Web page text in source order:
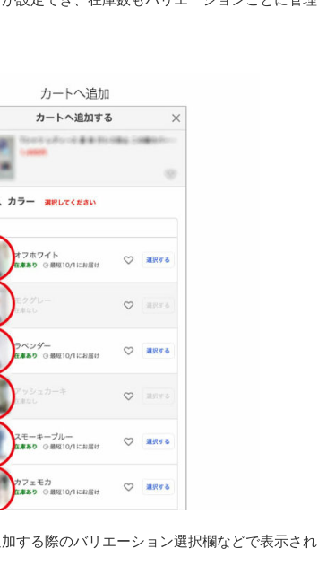
する際のバリエーション選択欄などで表示され